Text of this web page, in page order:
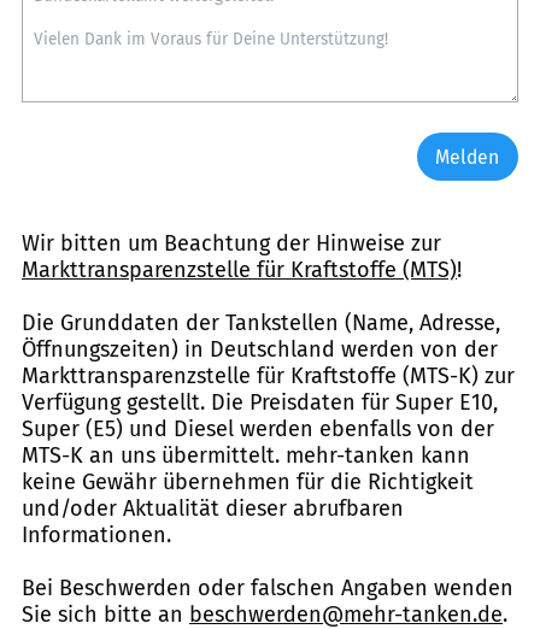
Melden
Wir bitten um Beachtung der Hinweise zur
Markttransparenzstelle für Kraftstoffe (MTS)!
Die Grunddaten der Tankstellen (Name, Adresse,
Öffnungszeiten) in Deutschland werden von der
Markttransparenzstelle für Kraftstoffe (MTS-K) zur
Verfügung gestellt. Die Preisdaten für Super E10,
Super (E5) und Diesel werden ebenfalls von der
MTS-K an uns übermittelt. mehr-tanken kann
keine Gewähr übernehmen für die Richtigkeit
und/oder Aktualität dieser abrufbaren
Informationen.
Bei Beschwerden oder falschen Angaben wenden
Sie sich bitte an beschwerden@mehr-tanken.de.